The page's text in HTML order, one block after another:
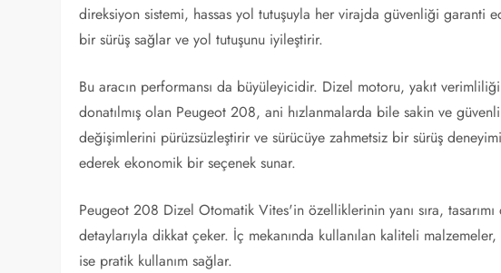
direksiyon sistemi, hassas yol tutuşuyla her virajda güvenliği garanti
bir sürüş sağlar ve yol tutuşunu iyileştirir.
Bu aracın performansı da büyüleyicidir. Dizel motoru, yakıt
donatılmış olan Peugeot 208, ani hızlanmalarda bile sakin ve
değişimlerini pürüzsüzleştirir ve sürücüye zahmetsiz bir sürüş
ederek ekonomik bir seçenek sunar.
Peugeot 208 Dizel Otomatik Vites'in özelliklerinin yanı sıra, tasarımı
detaylarıyla dikkat çeker. İç mekanında kullanılan kaliteli
ise pratik kullanım sağlar.